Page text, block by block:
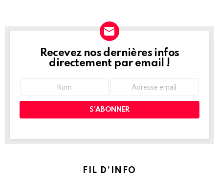
NEWSLETTER
Recevez nos dernières infos
directement par email !
FIL D’INFO